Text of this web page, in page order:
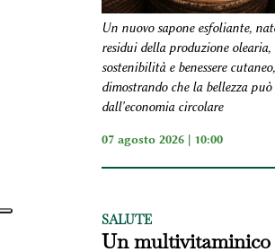
Un nuovo sapone esfoliante,
residui della produzione olearia,
sostenibilità e benessere cutaneo,
dimostrando che la bellezza può
dall'economia circolare
07 agosto 2026 | 10:00
SALUTE
Un multivitaminico